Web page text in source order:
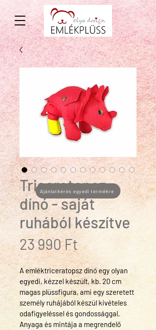
Triceratopsz
dínó - saját
ruhából készítve
23 990 FtÁr
A emléktriceratopsz dínó egy olyan
egyedi, kézzel készült, kb. 20 cm
magas plüssfigura, ami egy szeretett
személy ruhájából készül kivételes
odafigyeléssel és gondossággal.
Anyaga és mintája a megrendelő
Ajánlatkérés egyedi termékre